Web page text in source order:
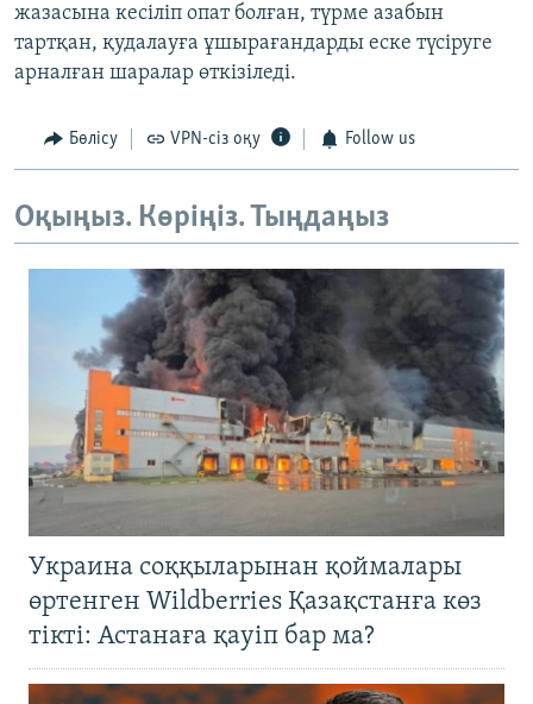
жазасына кесіліп опат болған, түрме азабын
тартқан, қудалауға ұшырағандарды еске түсіруге
арналған шаралар өткізіледі.
Бөлісу VPN-сіз оқу Follow us
Оқыңыз. Көріңіз. Тыңдаңыз
Украина соққыларынан қоймалары
өртенген Wildberries Қазақстанға көз
тікті: Астанаға қауіп бар ма?